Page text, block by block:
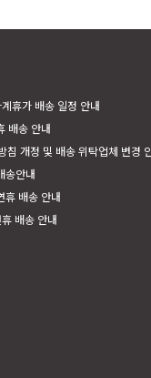
휴가 배송 일정 안내
배송 안내
침 개정 및 배송 위탁업체 변경
송안내
휴 배송 안내
배송 안내